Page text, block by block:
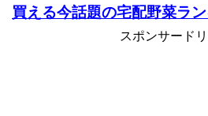
買える今話題の宅配野菜ラ
スポンサード